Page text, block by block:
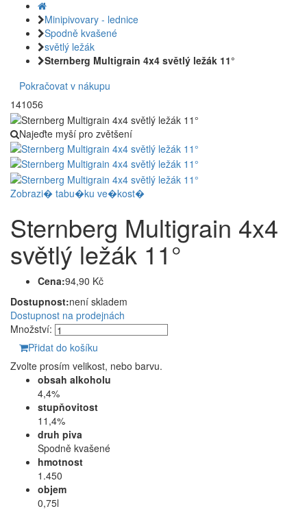
Minipivovary - lednice
Spodně kvašené
světlý ležák
Sternberg Multigrain 4x4 světlý ležák 11°
Pokračovat v nákupu
141056
Najeďte myší pro zvětšení
Zobrazi� tabu�ku ve�kost�
Sternberg Multigrain 4x4
světlý ležák 11°
Cena:94,90 Kč
Dostupnost:není skladem
Dostupnost na prodejnách
Množství:
Přidat do košíku
Zvolte prosím velikost, nebo barvu.
obsah alkoholu
4,4%
stupňovitost
11,4%
druh piva
Spodně kvašené
hmotnost
1.450
objem
0,75l